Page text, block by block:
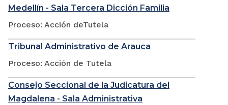
Medellín - Sala Tercera Dicción Familia
Proceso: Acción deTutela
Tribunal Administrativo de Arauca
Proceso: Acción de Tutela
Consejo Seccional de la Judicatura del
Magdalena - Sala Administrativa